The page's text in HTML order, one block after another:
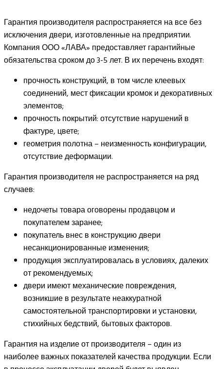
Гарантия производителя распространяется на все без
исключения двери, изготовленные на предприятии.
Компания ООО «ЛАВА» предоставляет гарантийные
обязательства сроком до 3-5 лет. В их перечень входят:
прочность конструкций, в том числе клеевых
соединений, мест фиксации кромок и декоративных
элементов;
прочность покрытий: отсутствие нарушений в
фактуре, цвете;
геометрия полотна – неизменность конфигурации,
отсутствие деформации.
Гарантия производителя не распространяется на ряд
случаев:
недочеты товара оговорены продавцом и
покупателем заранее;
покупатель внес в конструкцию двери
несанкционированные изменения;
продукция эксплуатировалась в условиях, далеких
от рекомендуемых;
двери имеют механические повреждения,
возникшие в результате неаккуратной
самостоятельной транспортировки и установки,
стихийных бедствий, бытовых факторов.
Гарантия на изделие от производителя – один из
наиболее важных показателей качества продукции. Если